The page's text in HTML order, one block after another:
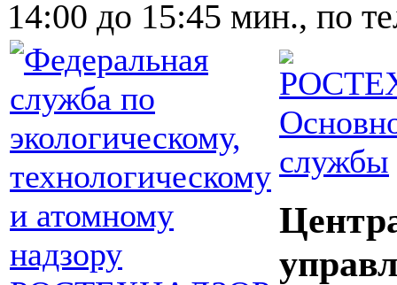
14:00 до 15:45 мин., по
службы